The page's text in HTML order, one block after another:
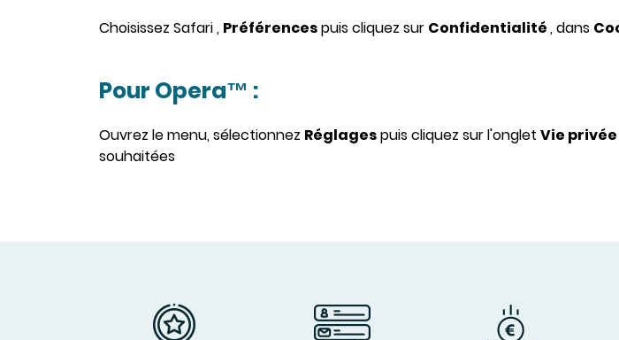
Choisissez Safari , Préférencespuis cliquez sur Confidentialité, dans
Pour Opera™ :
Ouvrez le menu, sélectionnez Réglagespuis cliquez sur l'onglet Vie
souhaitées